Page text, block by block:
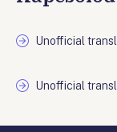
Unofficial
Unofficial